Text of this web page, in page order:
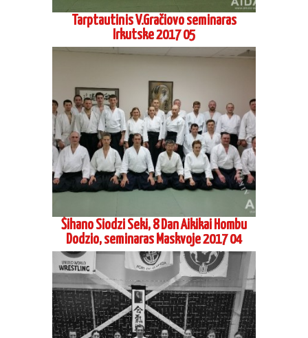
Tarptautinis V.Gračiovo seminaras
Irkutske 2017 05
Šihano Siodzi Seki, 8 Dan Aikikai Hombu
Dodzio, seminaras Maskvoje 2017 04